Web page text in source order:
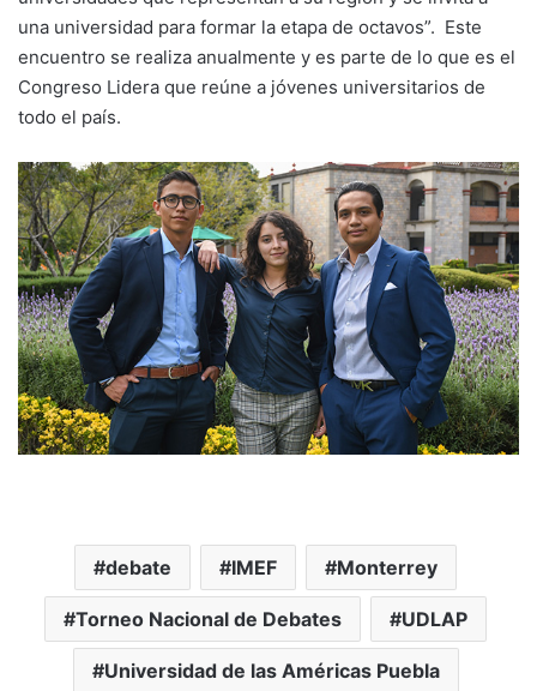
una universidad para formar la etapa de octavos”. Este
encuentro se realiza anualmente y es parte de lo que es el
Congreso Lidera que reúne a jóvenes universitarios de
todo el país.
debate IMEF Monterrey
Torneo Nacional de Debates UDLAP
Universidad de las Américas Puebla